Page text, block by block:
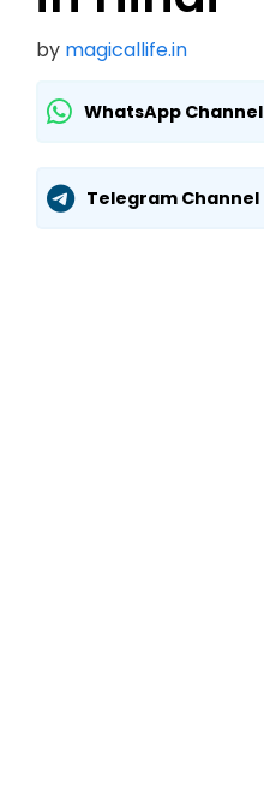
by magicallife.in
WhatsApp Channel
Telegram Channel